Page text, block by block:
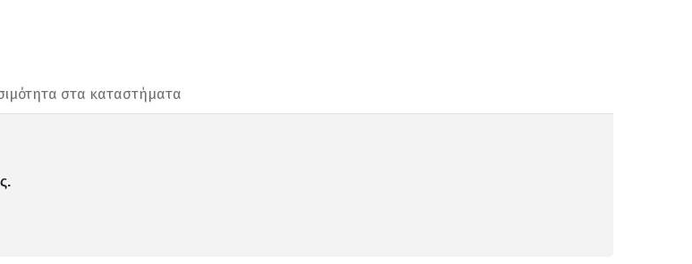
στα καταστήματα